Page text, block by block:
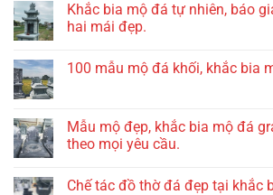
Khắc bia mộ đá tự nhiên, báo
hai mái đẹp.
100 mẫu mộ đá khối, khắc bia
Mẫu mộ đẹp, khắc bia mộ đá
theo mọi yêu cầu.
Chế tác đồ thờ đá đẹp tại khắc